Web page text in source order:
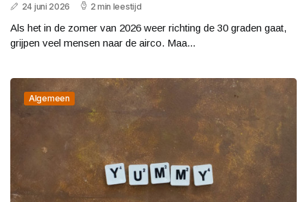
24 juni 2026 2 min leestijd
Als het in de zomer van 2026 weer richting de 30 graden gaat,
grijpen veel mensen naar de airco. Maa...
Algemeen